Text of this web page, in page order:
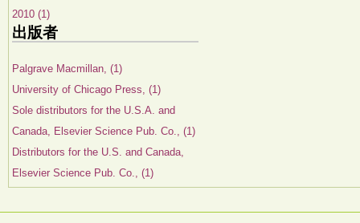
2010 (1)
出版者
Palgrave Macmillan, (1)
University of Chicago Press, (1)
Sole distributors for the U.S.A. and
Canada, Elsevier Science Pub. Co., (1)
Distributors for the U.S. and Canada,
Elsevier Science Pub. Co., (1)